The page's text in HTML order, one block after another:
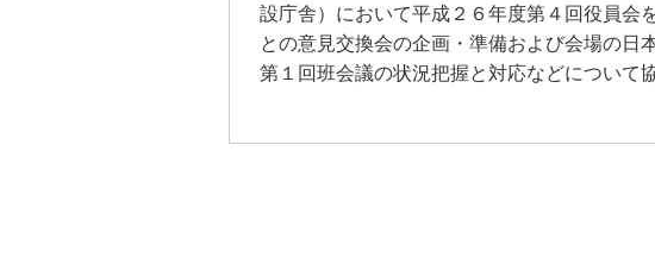
設庁舎）において平成２６年度第４回役員会
との意見交換会の企画・準備および会場の日
第１回班会議の状況把握と対応などについて